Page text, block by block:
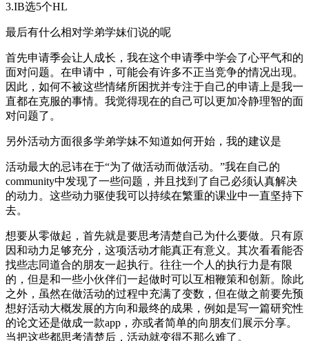
3.IB选5个HL
最后有什么相对学弟学妹们说的呢
首先申请季会让人成长，我在这个申请季中学会了心平气和的
面对问题。在申请中，可能会有许多不正当竞争的情况出现。
因此，如何不被这些情绪所困扰并专注于自己的申请上是我一
直都在克服的事情。我觉得现在的自己可以更加冷静理智的面
对问题了。
另外活动方面很多学弟学妹不知道如何开始，我的建议是
活动最大的忌讳在于“为了做活动而做活动。”我在自己的
community中发现了一些问题，并且找到了自己必须认真解决
的动力。这些动力驱使我可以持续在繁重的课业中一直坚持下
去。
想要从零做起，首先就是要思考清楚自己为什么要做。只有原
因和动力足够充分，这项活动才能真正有意义。其次看看能否
找些志同道合的朋友一起执行。往往一个人的执行力是有限
的，但是和一些小伙伴们一起做时可以互相鞭策和创新。除此
之外，虽然在做活动的过程中充满了变数，但在做之前要先预
想好活动大概发展的方向和最终的成果，例如是写一篇研究性
的论文还是做成一款app，亦或者简单的向朋友们展示分享。
当把这些都思考清楚后，活动就变得不那么难了。